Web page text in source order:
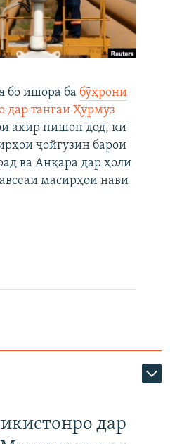
бо ишора ба бӯҳрони
дар тангаи Ҳурмуз
ахир нишон дод, ки
ҷойгузин барои
ва Анқара дар ҳоли
масирҳои нави
дар